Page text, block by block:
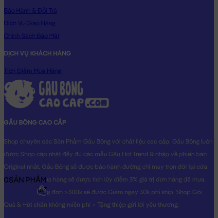
Hình ảnh Chó Bông Husky gối tựa lưng lông mịn, hình ảnh này
là hình THẬT do Shop TỰ CHỤP.
Bảo Hành & Đổi Trả
Dịch Vụ Giao Hàng
Chính Sách Bảo Mật
DỊCH VỤ KHÁCH HÀNG
Tích Điểm Mua Hàng
GẤU BÔNG CAO CẤP
Shop chuyên các Sản Phẩm Gấu Bông với chất liệu cao cấp. Gấu Bông luôn
được Shop cập nhật đầy đủ các mẫu Gấu Hot Trend & nhập về phiên bản
Original nhất. Gấu Bông sẽ được bảo hành đường chỉ may trọn đời tại cửa
hàng, Khách mua hàng sẽ được tích lũy điểm 3% giá trị đơn hàng đã mua.
Khách mua hàng đơn >300k sẽ được Giảm ngay 30k phí ship. Shop Gói
Quà & Hút chân không miễn phí + Tặng thiệp gửi lời yêu thương.
0SẢN PHẨM
0₫